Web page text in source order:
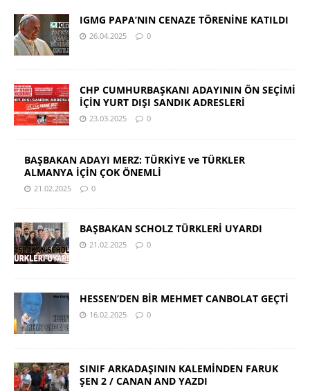
IGMG PAPA’NIN CENAZE TÖRENİNE KATILDI
26.04.2025 0
CHP CUMHURBAŞKANI ADAYININ ÖN SEÇİMİ
İÇİN YURT DIŞI SANDIK ADRESLERİ
23.03.2025 0
BAŞBAKAN ADAYI MERZ: TÜRKİYE ve TÜRKLER
ALMANYA İÇİN ÇOK ÖNEMLİ
21.02.2025 0
BAŞBAKAN SCHOLZ TÜRKLERİ UYARDI
21.02.2025 0
HESSEN’DEN BİR MEHMET CANBOLAT GEÇTİ
16.02.2025 0
SINIF ARKADAŞININ KALEMİNDEN FARUK
ŞEN 2 / CANAN AND YAZDI